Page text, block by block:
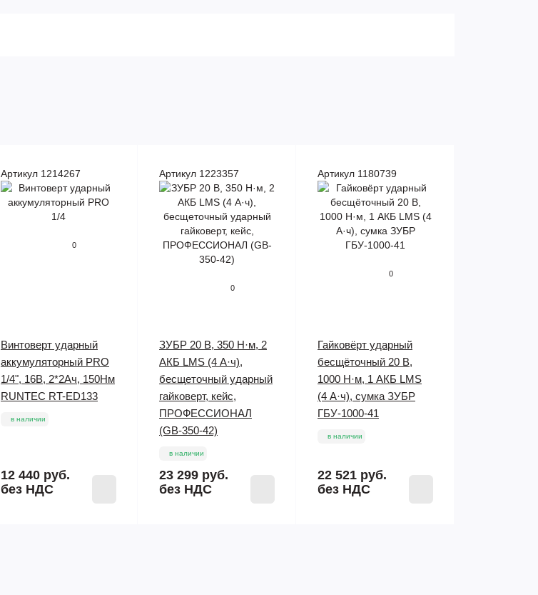
Артикул 1214267
0
Винтоверт ударный
аккумуляторный PRO
1/4", 16В, 2*2Ач, 150Нм
RUNTEC RT-ED133
в наличии
12 440 руб.
без НДС
Артикул 1223357
0
ЗУБР 20 В, 350 Н·м, 2
АКБ LMS (4 А·ч),
бесщеточный ударный
гайковерт, кейс,
ПРОФЕССИОНАЛ
(GB-350-42)
в наличии
23 299 руб.
без НДС
Артикул 1180739
0
Гайковёрт ударный
бесщёточный 20 В,
1000 Н·м, 1 АКБ LMS
(4 А·ч), сумка ЗУБР
ГБУ-1000-41
в наличии
22 521 руб.
без НДС